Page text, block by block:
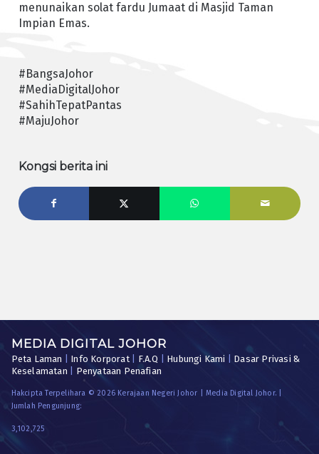
menunaikan solat fardu Jumaat di Masjid Taman
Impian Emas.
#BangsaJohor
#MediaDigitalJohor
#SahihTepatPantas
#MajuJohor
Kongsi berita ini
MEDIA DIGITAL JOHOR
Peta Laman Info Korporat| F.A.Q Hubungi Kami
Dasar Privasi &
Keselamatan
Penyataan Penafian
Hakcipta Terpelihara © 2026 Kerajaan Negeri Johor | Media Digital Johor. |
Jumlah Pengunjung:
3,102,725